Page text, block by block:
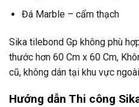
Đá Marble – cẩm thạch
Sika tilebond Gp không phù
thước hơn 60 Cm x 60 Cm,
cũ, không dán tại khu vực
Hướng dẫn Thi công